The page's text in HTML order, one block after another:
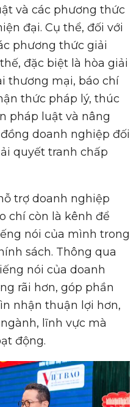
và các phương thức
đại. Cụ thể, đối với
phương thức giải
đặc biệt là hòa giải
thương mại, báo chí
thức pháp lý, thúc
pháp luật và nâng
doanh nghiệp đối
quyết tranh chấp
trợ doanh nghiệp
chí còn là kênh để
nói của mình trong
sách. Thông qua
nói của doanh
rãi hơn, góp phần
nhận thuận lợi hơn,
lĩnh vực mà
động.